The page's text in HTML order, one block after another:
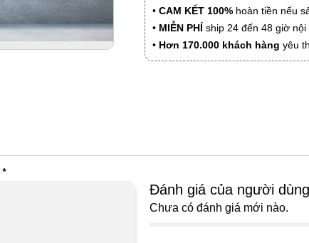
• CAM KẾT 100% hoàn tiền nếu
• MIỄN PHÍ ship 24 đến 48 giờ nội
• Hơn 170.000 khách hàng yêu
*
Đánh giá của người dùng
Chưa có đánh giá mới nào.